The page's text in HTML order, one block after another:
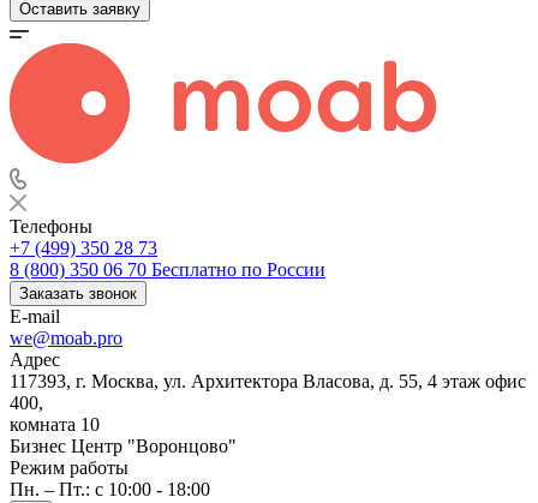
Оставить заявку
Телефоны
+7 (499) 350 28 73
8 (800) 350 06 70 Бесплатно по России
Заказать звонок
E-mail
we@moab.pro
Адрес
117393, г. Москва, ул. Архитектора Власова, д. 55, 4 этаж офис
400,
комната 10
Бизнес Центр "Воронцово"
Режим работы
Пн. – Пт.: с 10:00 - 18:00